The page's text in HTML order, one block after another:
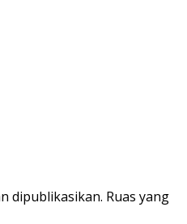
dipublikasikan. Ruas yang